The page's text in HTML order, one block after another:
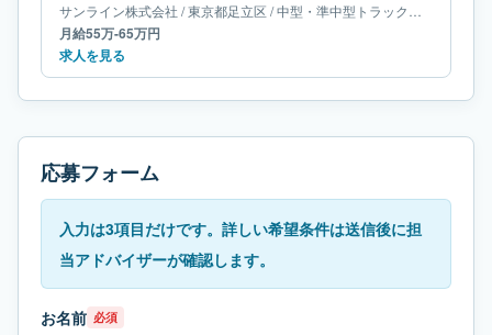
サンライン株式会社 /東京都足立区 /中型・準中型トラックドライバー
月給55万-65万円
求人を見る
応募フォーム
入力は3項目だけです。詳しい希望条件は送信後に担
当アドバイザーが確認します。
お名前 必須